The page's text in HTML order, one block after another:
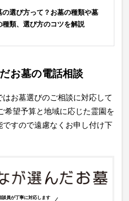
の選び方って？お墓の種類や墓
種類、選び方のコツを解説
お墓の電話相談
お墓選びのご相談に対応して
希望予算と地域に応じた霊園を
ですので遠慮なくお申し付け下
談員が丁寧に対応します